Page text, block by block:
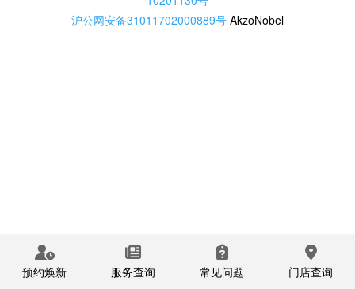
沪公网安备31011702000889号 AkzoNobel
预约焕新 服务查询 常见问题 门店查询